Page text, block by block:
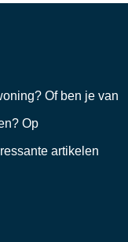
Of ben je van
Op
artikelen